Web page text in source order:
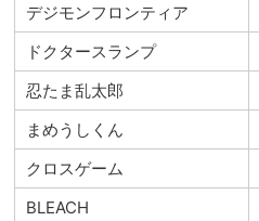
デジモンフロンティア
ドクタースランプ
忍たま乱太郎
まめうしくん
クロスゲーム
BLEACH